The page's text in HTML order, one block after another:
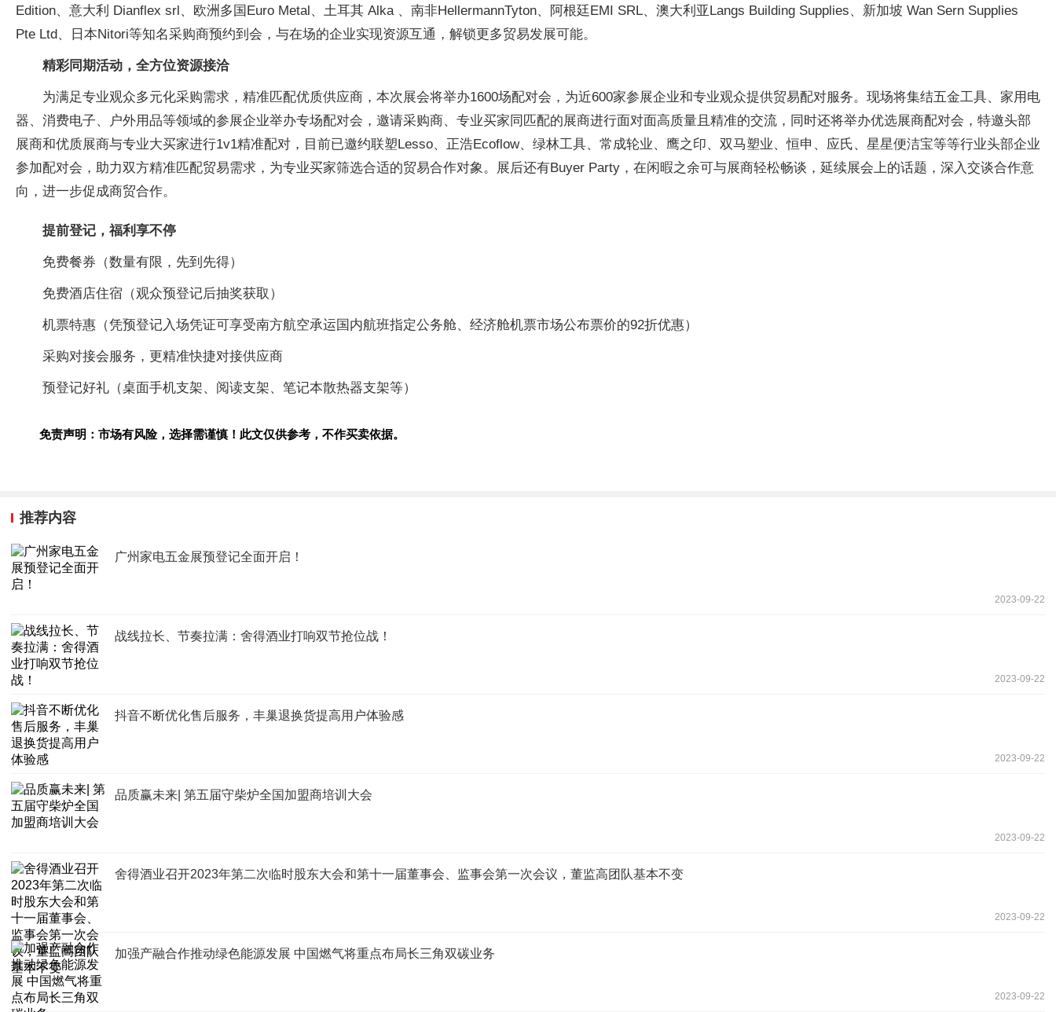
Edition、意大利 Dianflex srl、欧洲多国Euro Metal、土耳其 Alka 、南非HellermannTyton、阿根廷EMI SRL、澳大利亚Langs Building Supplies、新加坡 Wan Sern Supplies
Pte Ltd、日本Nitori等知名采购商预约到会，与在场的企业实现资源互通，解锁更多贸易发展可能。
精彩同期活动，全方位资源接洽
为满足专业观众多元化采购需求，精准匹配优质供应商，本次展会将举办1600场配对会，为近600家参展企业和专业观众提供贸易配对服务。现场将集结五金工具、家用电
器、消费电子、户外用品等领域的参展企业举办专场配对会，邀请采购商、专业买家同匹配的展商进行面对面高质量且精准的交流，同时还将举办优选展商配对会，特邀头部
展商和优质展商与专业大买家进行1v1精准配对，目前已邀约联塑Lesso、正浩Ecoflow、绿林工具、常成轮业、鹰之印、双马塑业、恒申、应氏、星星便洁宝等等行业头部企业
参加配对会，助力双方精准匹配贸易需求，为专业买家筛选合适的贸易合作对象。展后还有Buyer Party，在闲暇之余可与展商轻松畅谈，延续展会上的话题，深入交谈合作意
向，进一步促成商贸合作。
提前登记，福利享不停
免费餐券（数量有限，先到先得）
免费酒店住宿（观众预登记后抽奖获取）
机票特惠（凭预登记入场凭证可享受南方航空承运国内航班指定公务舱、经济舱机票市场公布票价的92折优惠）
采购对接会服务，更精准快捷对接供应商
预登记好礼（桌面手机支架、阅读支架、笔记本散热器支架等）
免责声明：市场有风险，选择需谨慎！此文仅供参考，不作买卖依据。
推荐内容
广州家电五金展预登记全面开启！
2023-09-22
战线拉长、节奏拉满：舍得酒业打响双节抢位战！
2023-09-22
抖音不断优化售后服务，丰巢退换货提高用户体验感
2023-09-22
品质赢未来| 第五届守柴炉全国加盟商培训大会
2023-09-22
舍得酒业召开2023年第二次临时股东大会和第十一届董事会、监事会第一次会议，董监高团队基本不变
2023-09-22
加强产融合作推动绿色能源发展 中国燃气将重点布局长三角双碳业务
2023-09-22